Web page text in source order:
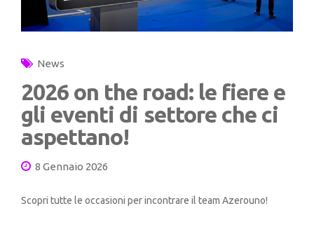
News
2026 on the road: le fiere e
gli eventi di settore che ci
aspettano!
8 Gennaio 2026
Scopri tutte le occasioni per incontrare il team Azerouno!